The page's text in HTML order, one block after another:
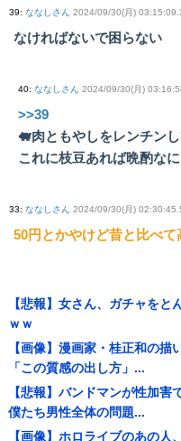
39: ななしさん 2024/09/30(月)
なければないで困らない
40: ななしさん 2024/09/30(月)
>>39
🐖肉ともやしをレンチン
これに枝豆あれば晩酌な
33: ななしさん 2024/09/30(月)
50円とかやけど昔と比べて
【悲報】女さん、ガチャを
ｗｗ
【画像】漫画家・桂正和の
「この質感の出し方」...
【悲報】バンドマンが性加
僕たち男性全体の問題...
【画像】ホロライブのあの人